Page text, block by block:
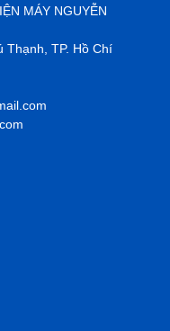
MÁY NGUYỄN
Thạnh, TP. Hồ Chí